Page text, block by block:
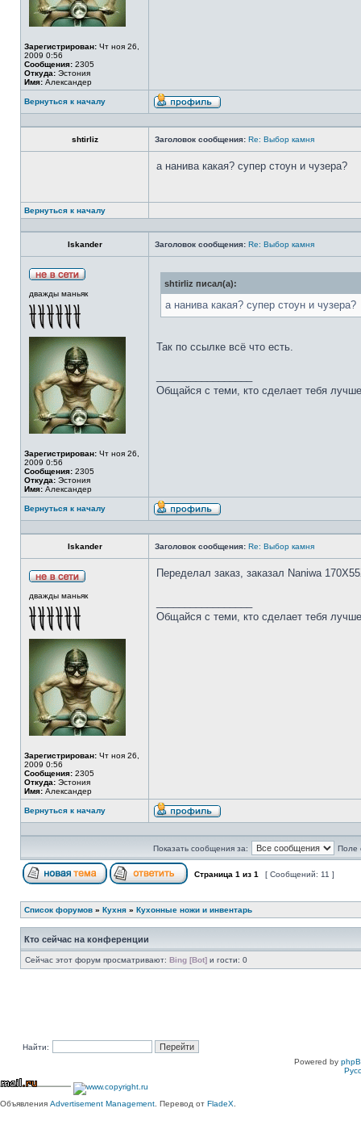
Зарегистрирован: Чт ноя 26,
2009 0:56
Сообщения: 2305
Откуда: Эстония
Имя: Александер
Вернуться к началу
shtirliz Заголовок сообщения: Re: Выбор камня
а нанива какая? супер стоун и чузера?
Вернуться к началу
Iskander Заголовок сообщения: Re: Выбор камня
дважды маньяк
Зарегистрирован: Чт ноя 26,
2009 0:56
Сообщения: 2305
Откуда: Эстония
Имя: Александер
shtirliz писал(а):
а нанива какая? супер стоун и чузера?
Так по ссылке всё что есть.
Общайся с теми, кто сделает тебя
Вернуться к началу
Iskander Заголовок сообщения: Re: Выбор камня
дважды маньяк
Зарегистрирован: Чт ноя 26,
2009 0:56
Сообщения: 2305
Откуда: Эстония
Имя: Александер
Переделал заказ, заказал Naniwa
Общайся с теми, кто сделает тебя
Вернуться к началу
Показать сообщения за: Поле
Страница 1 из 1 [ Сообщений: 11 ]
Список форумов » Кухня » Кухонные ножи и инвентарь
Кто сейчас на конференции
Сейчас этот форум просматривают: Bing [Bot] и гости: 0
Найти:
Powered by
Объявления Advertisement Management . Перевод от FladeX